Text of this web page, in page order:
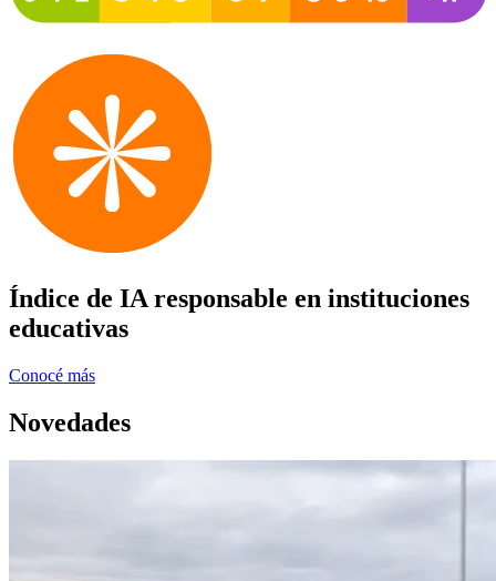
Índice de IA responsable en instituciones
educativas
Conocé más
Novedades